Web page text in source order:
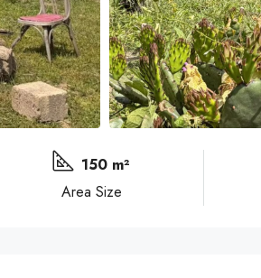
150 m²
Area Size